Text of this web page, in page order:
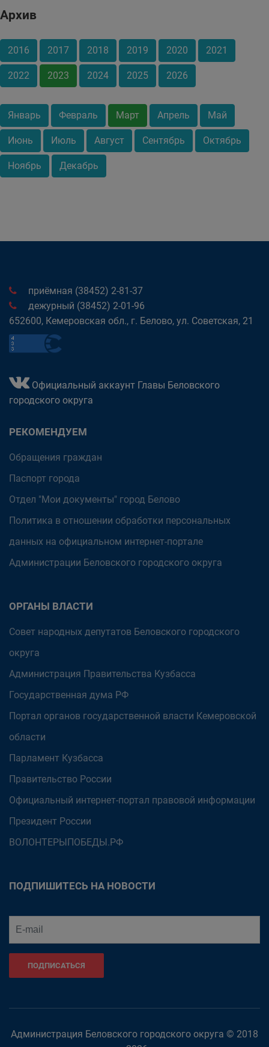
Архив
2016 2017 2018 2019 2020 2021
2022 2023 2024 2025 2026
Январь Февраль Март Апрель Май
Июнь Июль Август Сентябрь Октябрь
Ноябрь Декабрь
приёмная (38452) 2-81-37
дежурный (38452) 2-01-96
652600, Кемеровская обл., г. Белово, ул. Советская, 21
Официальный аккаунт Главы Беловского
городского округа
РЕКОМЕНДУЕМ
Обращения граждан
Паспорт города
Отдел "Мои документы" город Белово
Политика в отношении обработки персональных
данных на официальном интернет-портале
Администрации Беловского городского округа
ОРГАНЫ ВЛАСТИ
Совет народных депутатов Беловского городского
округа
Администрация Правительства Кузбасса
Государственная дума РФ
Портал органов государственной власти Кемеровской
области
Парламент Кузбасса
Правительство России
Официальный интернет-портал правовой информации
Президент России
ВОЛОНТЕРЫПОБЕДЫ.РФ
ПОДПИШИТЕСЬ НА НОВОСТИ
ПОДПИСАТЬСЯ
Администрация Беловского городского округа © 2018